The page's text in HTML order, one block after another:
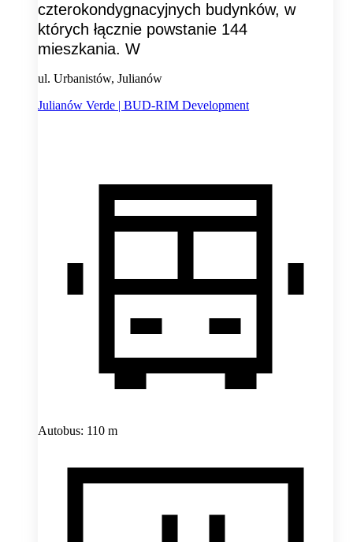
czterokondygnacyjnych budynków, w
których łącznie powstanie 144
mieszkania. W
ul. Urbanistów, Julianów
Julianów Verde | BUD-RIM Development
Autobus: 110 m